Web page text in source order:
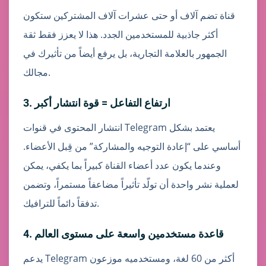
قناة تضم آلاف أو حتى عشرات آلاف المشتركين ستكون
أكثر جاذبية للمستخدمين الجدد. هذا لا يعزز فقط ثقة
الجمهور بالعلامة التجارية، بل يرفع أيضاً من تأثيرك في
مجالك.
3. ارتفاع التفاعل = قوة انتشار أكبر
انتشار المحتوى في قنوات Telegram يعتمد بشكل
أساسي على “إعادة التوجيه والمشاركة” من قِبل الأعضاء.
وعندما يكون عدد أعضاء القناة كبيراً بما يكفي، يمكن
لعملية نشر واحدة أن تولّد تأثيراً مضاعفاً مستمراً، وتضمن
تدفقاً دائماً للترافيك.
4. قاعدة مستخدمين واسعة على مستوى العالم
يدعم Telegram أكثر من 60 لغة، ومستخدميه موزعون